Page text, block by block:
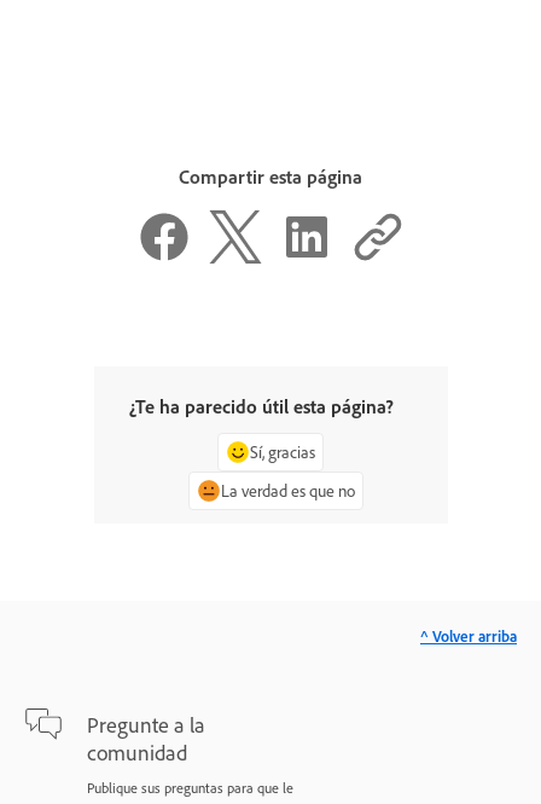
Compartir esta página
¿Te ha parecido útil esta página?
Sí, gracias
La verdad es que no
Pregunte a la
comunidad
Publique sus preguntas para que le
^ Volver arriba